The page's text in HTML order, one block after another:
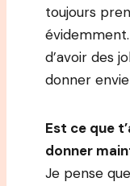
toujours
d’avoir des
donner
Est ce que
donner
Je pense